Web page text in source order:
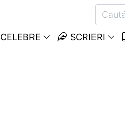
SCRIERI